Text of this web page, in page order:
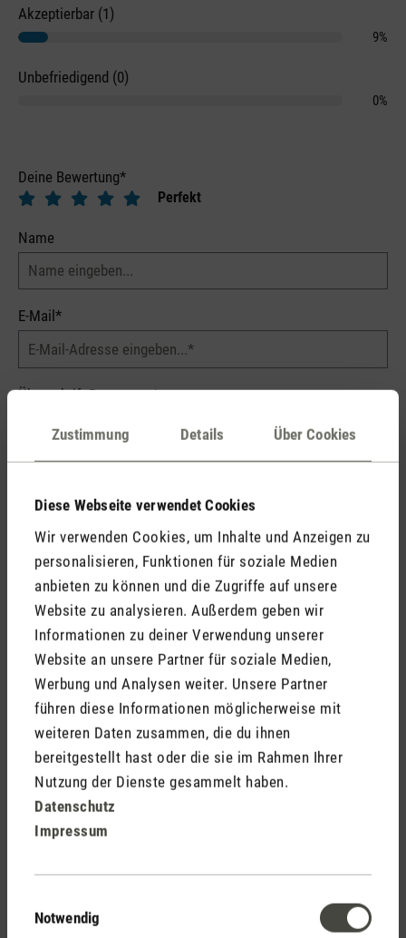
Zustimmung Details Über Cookies
Diese Webseite verwendet Cookies
Wir verwenden Cookies, um Inhalte und Anzeigen zu
personalisieren, Funktionen für soziale Medien
anbieten zu können und die Zugriffe auf unsere
Website zu analysieren. Außerdem geben wir
Informationen zu deiner Verwendung unserer
Website an unsere Partner für soziale Medien,
Werbung und Analysen weiter. Unsere Partner
führen diese Informationen möglicherweise mit
weiteren Daten zusammen, die du ihnen
bereitgestellt hast oder die sie im Rahmen Ihrer
Nutzung der Dienste gesammelt haben.
Datenschutz
Impressum
Notwendig
Akzeptierbar (1)
9%
Unbefriedigend (0)
0%
Deine Bewertung*
Perfekt
Name
E-Mail*
Überschrift Bewertung*
Meinen Namen nicht öffentlich anzeigen (Deine E-Mail
wird nie öffentlich angezeigt).
Die mit einem Stern (*) markierten Felder sind Pflichtfelder.
Abbrechen